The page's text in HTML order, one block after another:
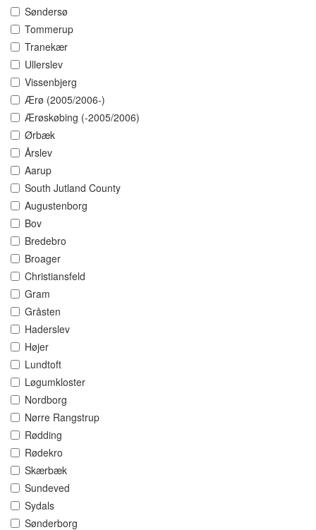
Søndersø
Tommerup
Tranekær
Ullerslev
Vissenbjerg
Ærø (2005/2006-)
Ærøskøbing (-2005/2006)
Ørbæk
Årslev
Aarup
South Jutland County
Augustenborg
Bov
Bredebro
Broager
Christiansfeld
Gram
Gråsten
Haderslev
Højer
Lundtoft
Løgumkloster
Nordborg
Nørre Rangstrup
Rødding
Rødekro
Skærbæk
Sundeved
Sydals
Sønderborg